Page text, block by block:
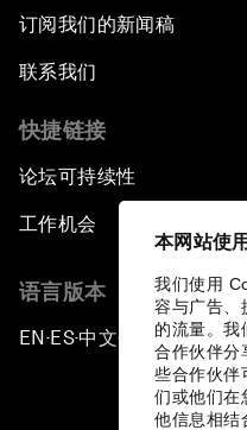
本网站使
我们使用
容与广告、
的流量。我
合作伙伴分
些合作伙伴
们或他们在
他信息相结
订阅我们的新闻稿
联系我们
快捷链接
论坛可持续性
工作机会
语言版本
EN ▪ES▪中文▪ 日本語